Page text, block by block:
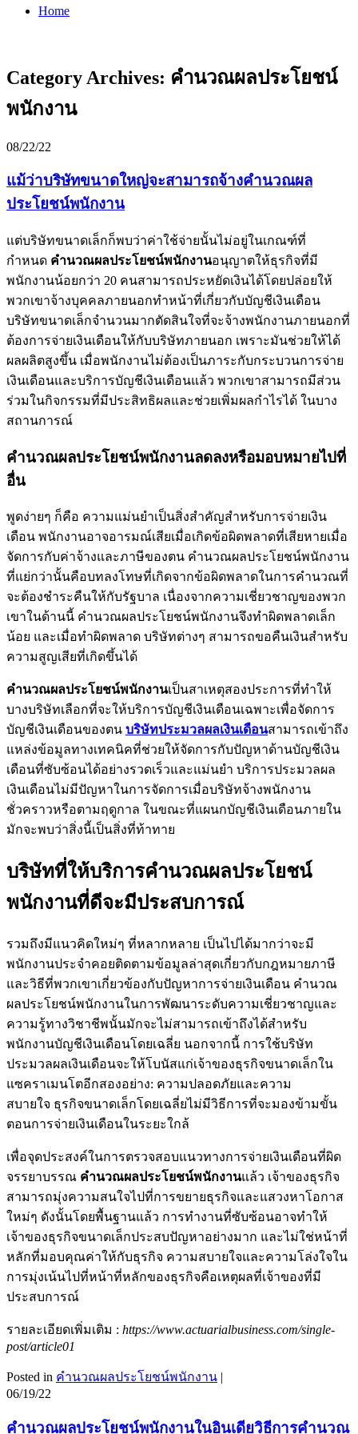
Home
Category Archives: คำนวณผลประโยชน์
พนักงาน
08/22/22
แม้ว่าบริษัทขนาดใหญ่จะสามารถจ้างคำนวณผล
ประโยชน์พนักงาน
แต่บริษัทขนาดเล็กก็พบว่าค่าใช้จ่ายนั้นไม่อยู่ในเกณฑ์ที่
กำหนด คำนวณผลประโยชน์พนักงานอนุญาตให้ธุรกิจที่มี
พนักงานน้อยกว่า 20 คนสามารถประหยัดเงินได้โดยปล่อยให้
พวกเขาจ้างบุคคลภายนอกทำหน้าที่เกี่ยวกับบัญชีเงินเดือน
บริษัทขนาดเล็กจำนวนมากตัดสินใจที่จะจ้างพนักงานภายนอกที่
ต้องการจ่ายเงินเดือนให้กับบริษัทภายนอก เพราะมันช่วยให้ได้
ผลผลิตสูงขึ้น เมื่อพนักงานไม่ต้องเป็นภาระกับกระบวนการจ่าย
เงินเดือนและบริการบัญชีเงินเดือนแล้ว พวกเขาสามารถมีส่วน
ร่วมในกิจกรรมที่มีประสิทธิผลและช่วยเพิ่มผลกำไรได้ ในบาง
สถานการณ์
คำนวณผลประโยชน์พนักงานลดลงหรือมอบหมายไปที่
อื่น
พูดง่ายๆ ก็คือ ความแม่นยำเป็นสิ่งสำคัญสำหรับการจ่ายเงิน
เดือน พนักงานอาจอารมณ์เสียเมื่อเกิดข้อผิดพลาดที่เสียหายเมื่อ
จัดการกับค่าจ้างและภาษีของตน คำนวณผลประโยชน์พนักงาน
ที่แย่กว่านั้นคือบทลงโทษที่เกิดจากข้อผิดพลาดในการคำนวณที่
จะต้องชำระคืนให้กับรัฐบาล เนื่องจากความเชี่ยวชาญของพวก
เขาในด้านนี้ คำนวณผลประโยชน์พนักงานจึงทำผิดพลาดเล็ก
น้อย และเมื่อทำผิดพลาด บริษัทต่างๆ สามารถขอคืนเงินสำหรับ
ความสูญเสียที่เกิดขึ้นได้
คำนวณผลประโยชน์พนักงานเป็นสาเหตุสองประการที่ทำให้
บางบริษัทเลือกที่จะให้บริการบัญชีเงินเดือนเฉพาะเพื่อจัดการ
บัญชีเงินเดือนของตน บริษัทประมวลผลเงินเดือนสามารถเข้าถึง
แหล่งข้อมูลทางเทคนิคที่ช่วยให้จัดการกับปัญหาด้านบัญชีเงิน
เดือนที่ซับซ้อนได้อย่างรวดเร็วและแม่นยำ บริการประมวลผล
เงินเดือนไม่มีปัญหาในการจัดการเมื่อบริษัทจ้างพนักงาน
ชั่วคราวหรือตามฤดูกาล ในขณะที่แผนกบัญชีเงินเดือนภายใน
มักจะพบว่าสิ่งนี้เป็นสิ่งที่ท้าทาย
บริษัทที่ให้บริการคำนวณผลประโยชน์
พนักงานที่ดีจะมีประสบการณ์
รวมถึงมีแนวคิดใหม่ๆ ที่หลากหลาย เป็นไปได้มากว่าจะมี
พนักงานประจำคอยติดตามข้อมูลล่าสุดเกี่ยวกับกฎหมายภาษี
และวิธีที่พวกเขาเกี่ยวข้องกับปัญหาการจ่ายเงินเดือน คำนวณ
ผลประโยชน์พนักงานในการพัฒนาระดับความเชี่ยวชาญและ
ความรู้ทางวิชาชีพนั้นมักจะไม่สามารถเข้าถึงได้สำหรับ
พนักงานบัญชีเงินเดือนโดยเฉลี่ย นอกจากนี้ การใช้บริษัท
ประมวลผลเงินเดือนจะให้โบนัสแก่เจ้าของธุรกิจขนาดเล็กใน
แซคราเมนโตอีกสองอย่าง: ความปลอดภัยและความ
สบายใจ ธุรกิจขนาดเล็กโดยเฉลี่ยไม่มีวิธีการที่จะมองข้ามขั้น
ตอนการจ่ายเงินเดือนในระยะใกล้
เพื่อจุดประสงค์ในการตรวจสอบแนวทางการจ่ายเงินเดือนที่ผิด
จรรยาบรรณ คำนวณผลประโยชน์พนักงานแล้ว เจ้าของธุรกิจ
สามารถมุ่งความสนใจไปที่การขยายธุรกิจและแสวงหาโอกาส
ใหม่ๆ ดังนั้นโดยพื้นฐานแล้ว การทำงานที่ซับซ้อนอาจทำให้
เจ้าของธุรกิจขนาดเล็กประสบปัญหาอย่างมาก และไม่ใช่หน้าที่
หลักที่มอบคุณค่าให้กับธุรกิจ ความสบายใจและความโล่งใจใน
การมุ่งเน้นไปที่หน้าที่หลักของธุรกิจคือเหตุผลที่เจ้าของที่มี
ประสบการณ์
รายละเอียดเพิ่มเติม : https://www.actuarialbusiness.com/single-
post/article01
Posted in คำนวณผลประโยชน์พนักงาน |
06/19/22
คำนวณผลประโยชน์พนักงานในอินเดียวิธีการคำนวณ